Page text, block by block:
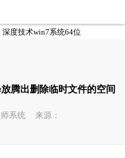
深度技术win7系统64位
腾出删除临时文件的空间
系统 来源：